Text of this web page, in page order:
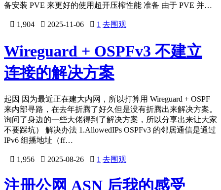
备安装 PVE 来更好的使用超开压榨性能 准备 由于 PVE 并…
 1,904  2025-11-06  1 去围观
Wireguard + OSPFv3 不建立
连接的解决方案
起因 因为最近正在建大内网，所以打算用 Wireguard + OSPF
来内部寻路，在去年折腾了好久但是没有折腾出来解决方案。
询问了身边的一些大佬得到了解决方案，所以分享出来让大家
不要踩坑） 解决办法 1.AllowedIPs OSPFv3 的邻居通信是通过
IPv6 组播地址（ff…
 1,956  2025-08-26  1 去围观
注册公网 ASN 后我的感受